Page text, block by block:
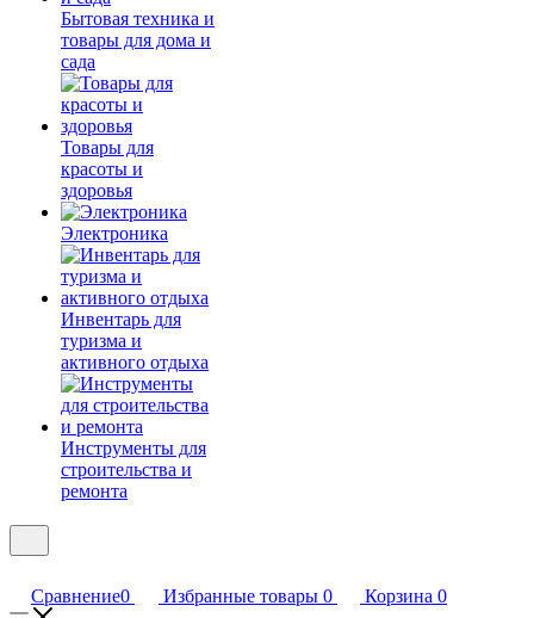
Бытовая техника и
товары для дома и
сада
Товары для
красоты и
здоровья
Электроника
Инвентарь для
туризма и
активного отдыха
Инструменты для
строительства и
ремонта
Сравнение0 Избранные товары 0 Корзина 0